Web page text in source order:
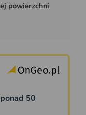
powierzchni
50